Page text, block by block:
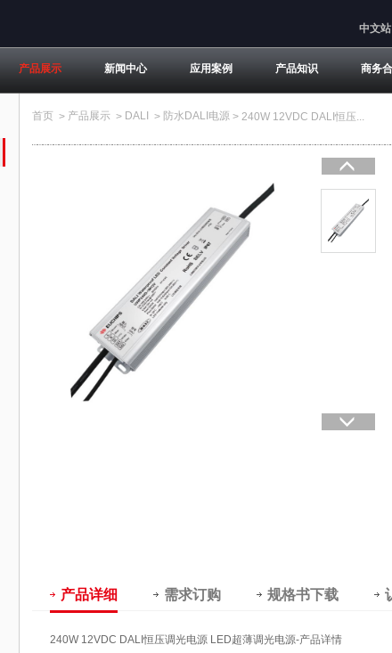
中文站
产品展示 新闻中心 应用案例 产品知识 商务
首页 > 产品展示 > DALI > 防水DALI电源 > 240W 12VDC DALI恒压...
产品详细 需求订购 规格书下载
240W 12VDC DALI恒压调光电源 LED超薄调光电源-产品详情